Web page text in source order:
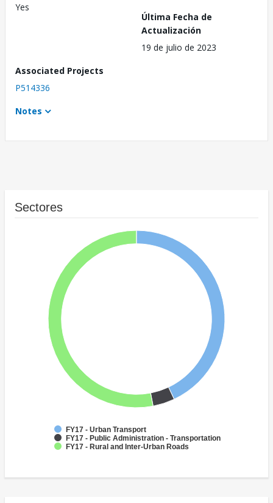
Yes
Última Fecha de
Actualización
19 de julio de 2023
Associated Projects
P514336
Notes
Sectores
FY17 - Urban Transport
FY17 - Public Administration - Transportation
FY17 - Rural and Inter-Urban Roads